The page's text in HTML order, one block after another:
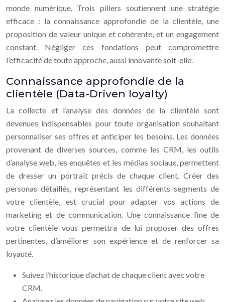
monde numérique. Trois piliers soutiennent une stratégie
efficace : la connaissance approfondie de la clientèle, une
proposition de valeur unique et cohérente, et un engagement
constant. Négliger ces fondations peut compromettre
l’efficacité de toute approche, aussi innovante soit-elle.
Connaissance approfondie de la
clientèle (Data-Driven loyalty)
La collecte et l’analyse des données de la clientèle sont
devenues indispensables pour toute organisation souhaitant
personnaliser ses offres et anticiper les besoins. Les données
provenant de diverses sources, comme les CRM, les outils
d’analyse web, les enquêtes et les médias sociaux, permettent
de dresser un portrait précis de chaque client. Créer des
personas détaillés, représentant les différents segments de
votre clientèle, est crucial pour adapter vos actions de
marketing et de communication. Une connaissance fine de
votre clientèle vous permettra de lui proposer des offres
pertinentes, d’améliorer son expérience et de renforcer sa
loyauté.
Suivez l’historique d’achat de chaque client avec votre
CRM.